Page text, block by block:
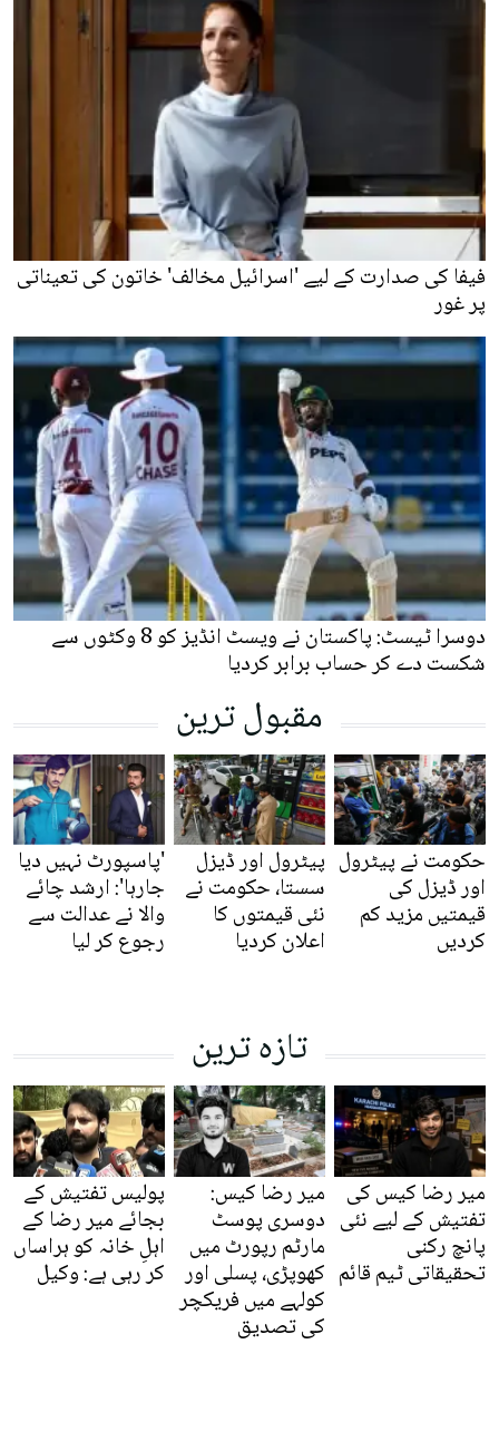
فیفا کی صدارت کے لیے 'اسرائیل مخالف' خاتون کی تعیناتی
پر غور
دوسرا ٹیسٹ: پاکستان نے ویسٹ انڈیز کو 8 وکٹوں سے
شکست دے کر حساب برابر کردیا
مقبول ترین
حکومت نے پیٹرول
اور ڈیزل کی
قیمتیں مزید کم
کردیں
پیٹرول اور ڈیزل
سستا، حکومت نے
نئی قیمتوں کا
اعلان کردیا
'پاسپورٹ نہیں دیا
جارہا': ارشد چائے
والا نے عدالت سے
رجوع کر لیا
تازہ ترین
میر رضا کیس کی
تفتیش کے لیے نئی
پانچ رکنی
تحقیقاتی ٹیم قائم
میر رضا کیس:
دوسری پوسٹ
مارٹم رپورٹ میں
کھوپڑی، پسلی اور
کولہے میں فریکچر
کی تصدیق
پولیس تفتیش کے
بجائے میر رضا کے
اہلِ خانہ کو ہراساں
کر رہی ہے: وکیل